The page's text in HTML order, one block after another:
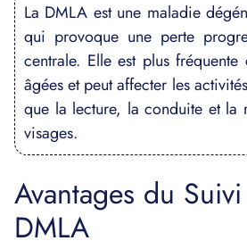
La DMLA est une maladie
qui provoque une perte
centrale. Elle est plus fréquente
âgées et peut affecter les
que la lecture, la conduite et la
visages.
Avantages du
DMLA